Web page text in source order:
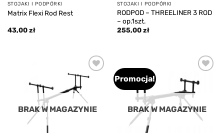
STOJAKI I PODPÓRKI
Matrix Flexi Rod Rest
43,00zł
STOJAKI I PODPÓRKI
RODPOD – THREELINER 3 ROD
– op.1szt.
255,00zł
Add to
wishlist
BRAK W MAGAZYNIE
Promocja!
wishlist
BRAK W MAGAZYNIE